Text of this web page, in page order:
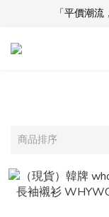
「平價潮
「平價潮
「平價潮
商品排序